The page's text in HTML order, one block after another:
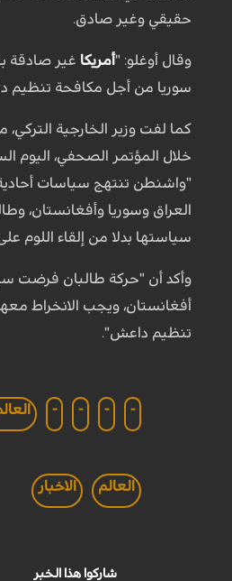
حقيقي وغير صادق.
وقال أوغلو: "أمريكا غير صادقة
سوريا من أجل مكافحة تنظيم
كما لفت وزير الخارجية
خلال المؤتمر الصحفي، اليوم
"واشنطن تنتهج سياسات
العراق وسوريا وأفغانستان،
سياستها بدلا من إلقاء اللوم
وأكد أن "حركة طالبان فرضت
أفغانستان، ويجب الانخراط
تنظيم داعش".
-
-
-
-
العالم الاخبار
شاركوا هذا الخبر